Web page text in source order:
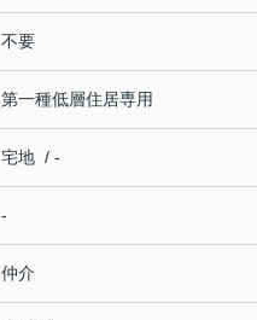
不要
第一種低層住居専用
宅地 / -
-
仲介